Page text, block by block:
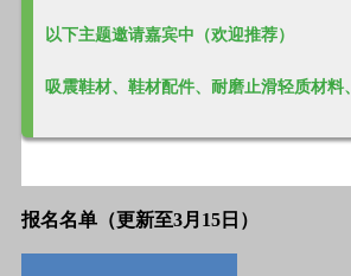
以下主题邀请嘉宾中（欢迎推荐）
吸震鞋材、鞋材配件、耐磨止滑轻质材
报名名单（更新至3月15日）